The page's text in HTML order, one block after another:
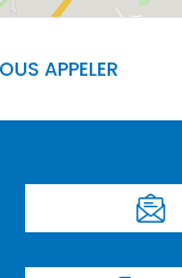
APPELER